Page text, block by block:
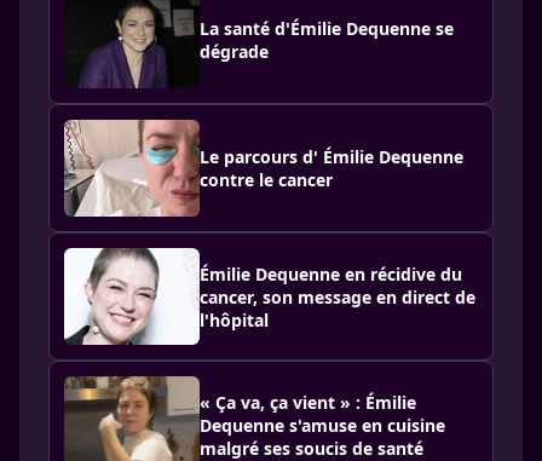
La santé d'Émilie Dequenne se
dégrade
Le parcours d' Émilie Dequenne
contre le cancer
Émilie Dequenne en récidive du
cancer, son message en direct de
l'hôpital
« Ça va, ça vient » : Émilie
Dequenne s'amuse en cuisine
malgré ses soucis de santé